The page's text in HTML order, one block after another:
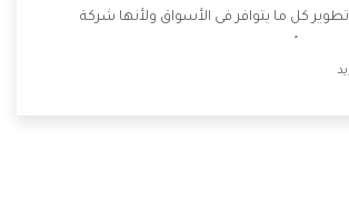
كل ما يتوافر فى الأسواق ولأنها شركة
العروض والخصومات التى تسهل على